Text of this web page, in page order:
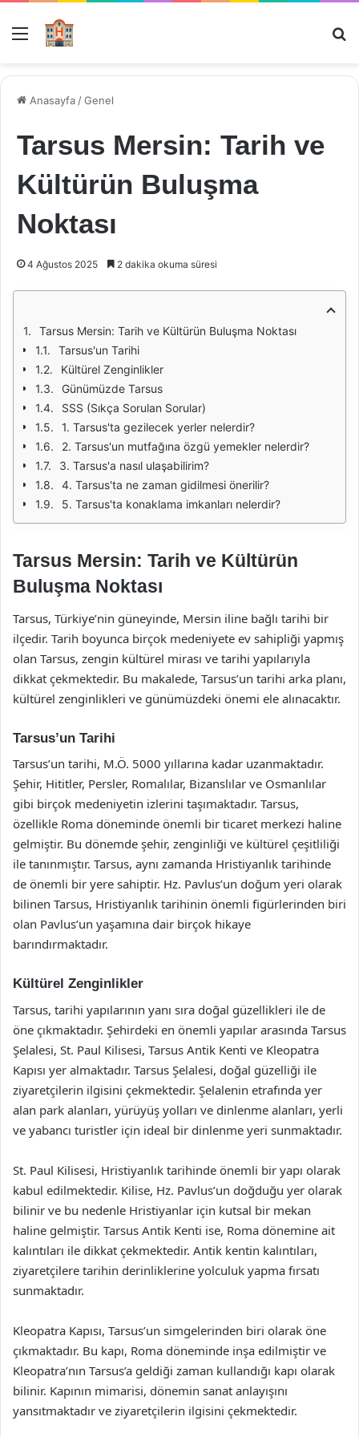
Menü
Anasayfa /Genel
Tarsus Mersin: Tarih ve
Kültürün Buluşma
Noktası
4 Ağustos 2025 2 dakika okuma süresi
Tarsus Mersin: Tarih ve Kültürün Buluşma Noktası
Tarsus'un Tarihi
Kültürel Zenginlikler
Günümüzde Tarsus
SSS (Sıkça Sorulan Sorular)
1. Tarsus'ta gezilecek yerler nelerdir?
2. Tarsus'un mutfağına özgü yemekler nelerdir?
3. Tarsus'a nasıl ulaşabilirim?
4. Tarsus'ta ne zaman gidilmesi önerilir?
5. Tarsus'ta konaklama imkanları nelerdir?
Tarsus Mersin: Tarih ve Kültürün
Buluşma Noktası
Tarsus, Türkiye’nin güneyinde, Mersin iline bağlı tarihi bir
ilçedir. Tarih boyunca birçok medeniyete ev sahipliği yapmış
olan Tarsus, zengin kültürel mirası ve tarihi yapılarıyla
dikkat çekmektedir. Bu makalede, Tarsus’un tarihi arka planı,
kültürel zenginlikleri ve günümüzdeki önemi ele alınacaktır.
Tarsus’un Tarihi
Tarsus’un tarihi, M.Ö. 5000 yıllarına kadar uzanmaktadır.
Şehir, Hititler, Persler, Romalılar, Bizanslılar ve Osmanlılar
gibi birçok medeniyetin izlerini taşımaktadır. Tarsus,
özellikle Roma döneminde önemli bir ticaret merkezi haline
gelmiştir. Bu dönemde şehir, zenginliği ve kültürel çeşitliliği
ile tanınmıştır. Tarsus, aynı zamanda Hristiyanlık tarihinde
de önemli bir yere sahiptir. Hz. Pavlus’un doğum yeri olarak
bilinen Tarsus, Hristiyanlık tarihinin önemli figürlerinden biri
olan Pavlus’un yaşamına dair birçok hikaye
barındırmaktadır.
Kültürel Zenginlikler
Tarsus, tarihi yapılarının yanı sıra doğal güzellikleri ile de
öne çıkmaktadır. Şehirdeki en önemli yapılar arasında Tarsus
Şelalesi, St. Paul Kilisesi, Tarsus Antik Kenti ve Kleopatra
Kapısı yer almaktadır. Tarsus Şelalesi, doğal güzelliği ile
ziyaretçilerin ilgisini çekmektedir. Şelalenin etrafında yer
alan park alanları, yürüyüş yolları ve dinlenme alanları, yerli
ve yabancı turistler için ideal bir dinlenme yeri sunmaktadır.
St. Paul Kilisesi, Hristiyanlık tarihinde önemli bir yapı olarak
kabul edilmektedir. Kilise, Hz. Pavlus’un doğduğu yer olarak
bilinir ve bu nedenle Hristiyanlar için kutsal bir mekan
haline gelmiştir. Tarsus Antik Kenti ise, Roma dönemine ait
kalıntıları ile dikkat çekmektedir. Antik kentin kalıntıları,
ziyaretçilere tarihin derinliklerine yolculuk yapma fırsatı
sunmaktadır.
Kleopatra Kapısı, Tarsus’un simgelerinden biri olarak öne
çıkmaktadır. Bu kapı, Roma döneminde inşa edilmiştir ve
Kleopatra’nın Tarsus’a geldiği zaman kullandığı kapı olarak
bilinir. Kapının mimarisi, dönemin sanat anlayışını
yansıtmaktadır ve ziyaretçilerin ilgisini çekmektedir.